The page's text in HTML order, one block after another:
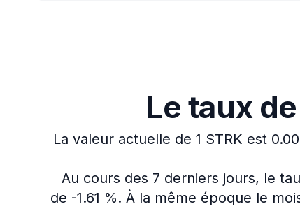
Le taux
La valeur actuelle de 1 STRK est
Au cours des 7 derniers jours, le
de -1.61 %. À la même époque le